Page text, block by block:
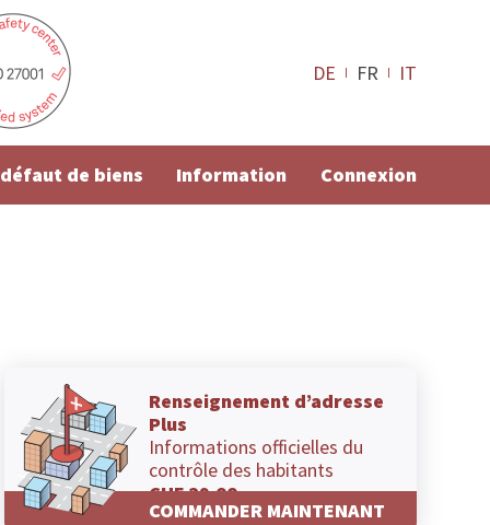
DE FR IT
de biens Information Connexion
Renseignement d’adresse
Plus
Informations officielles du
contrôle des habitants
CHF 29.00
COMMANDER MAINTENANT